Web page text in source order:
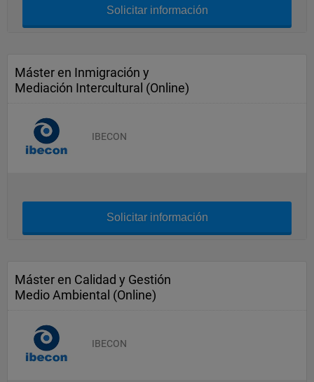
Solicitar información
Máster en Inmigración y
Mediación Intercultural (Online)
IBECON
Solicitar información
Máster en Calidad y Gestión
Medio Ambiental (Online)
IBECON